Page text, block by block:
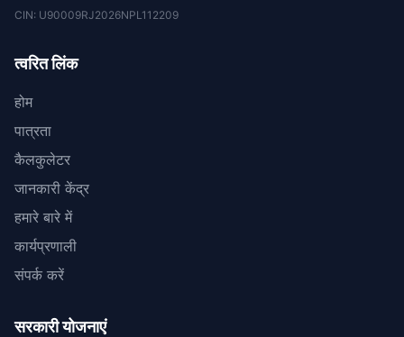
CIN: U90009RJ2026NPL112209
त्वरित लिंक
होम
पात्रता
कैलकुलेटर
जानकारी केंद्र
हमारे बारे में
कार्यप्रणाली
संपर्क करें
सरकारी योजनाएं